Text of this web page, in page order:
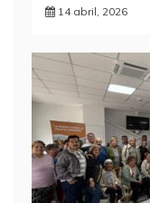
14 abril, 2026